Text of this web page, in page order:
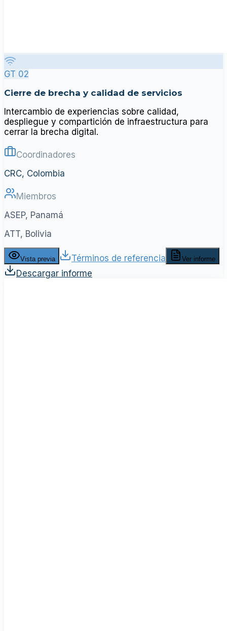
GT 02
Cierre de brecha y calidad de servicios
Intercambio de experiencias sobre calidad,
despliegue y compartición de infraestructura para
cerrar la brecha digital.
Coordinadores
CRC, Colombia
Miembros
ASEP, Panamá
ATT, Bolivia
Vista previa Términos de referencia Ver informe
Descargar informe